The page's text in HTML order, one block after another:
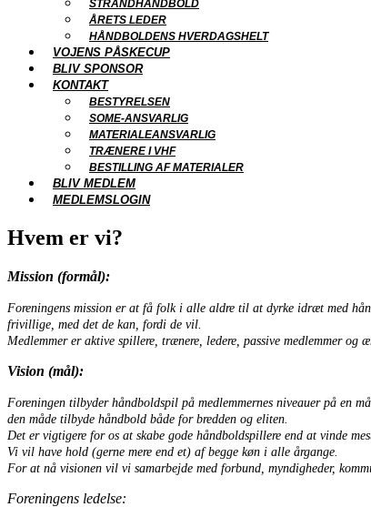
STRANDHÅNDBOLD
ÅRETS LEDER
HÅNDBOLDENS HVERDAGSHELT
VOJENS PÅSKECUP
BLIV SPONSOR
KONTAKT
BESTYRELSEN
SOME-ANSVARLIG
MATERIALEANSVARLIG
TRÆNERE I VHF
BESTILLING AF MATERIALER
BLIV MEDLEM
MEDLEMSLOGIN
Hvem er vi?
Mission (formål):
Foreningens mission er at få folk i alle aldre til at dyrke idræt med
frivillige, med det de kan, fordi de vil.
Medlemmer er aktive spillere, trænere, ledere, passive medlemmer
Vision (mål):
Foreningen tilbyder håndboldspil på medlemmernes niveauer på en
den måde tilbyde håndbold både for bredden og eliten.
Det er vigtigere for os at skabe gode håndboldspillere end at vinde
Vi vil have hold (gerne mere end et) af begge køn i alle årgange.
For at nå visionen vil vi samarbejde med forbund, myndigheder,
Foreningens ledelse: